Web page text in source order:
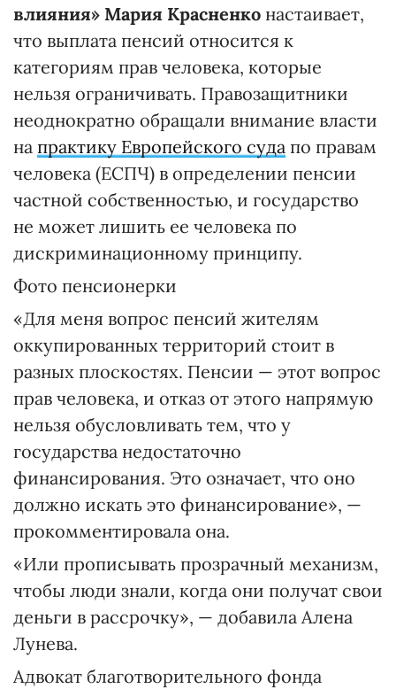
влияния» Мария Красненко настаивает,
что выплата пенсий относится к
категориям прав человека, которые
нельзя ограничивать. Правозащитники
неоднократно обращали внимание власти
на практику Европейского суда по правам
человека (ЕСПЧ) в определении пенсии
частной собственностью, и государство
не может лишить ее человека по
дискриминационному принципу.
Фото пенсионерки
«Для меня вопрос пенсий жителям
оккупированных территорий стоит в
разных плоскостях. Пенсии — этот вопрос
прав человека, и отказ от этого напрямую
нельзя обусловливать тем, что у
государства недостаточно
финансирования. Это означает, что оно
должно искать это финансирование», —
прокомментировала она.
«Или прописывать прозрачный механизм,
чтобы люди знали, когда они получат свои
деньги в рассрочку», — добавила Алена
Лунева.
Адвокат благотворительного фонда